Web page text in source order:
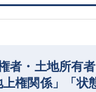
・土地所有
権関係」「状